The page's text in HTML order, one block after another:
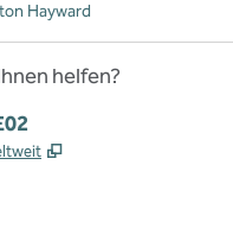
Hayward
helfen?
,